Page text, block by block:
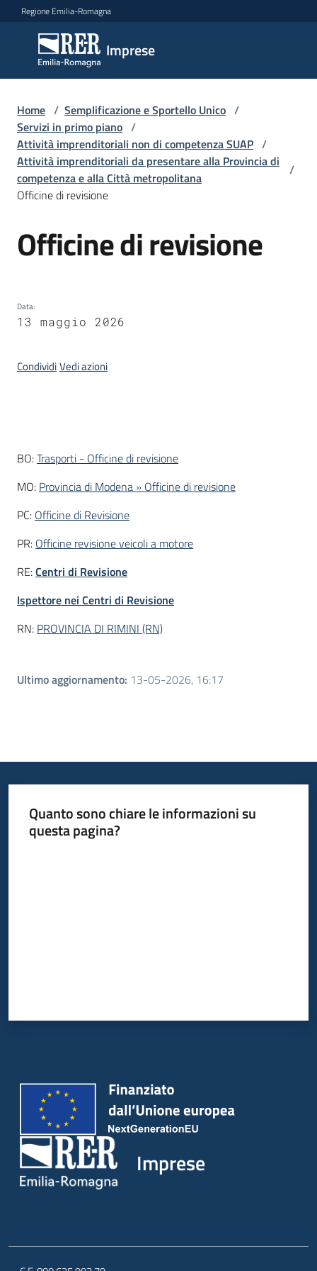
Vai al contenuto
Vai alla navigazione
Vai al footer
Regione Emilia-Romagna
Imprese
Imprese
Argomenti
Novità
Leggi
Programmi
Newsletter
su
Home / Semplificazione e Sportello Unico /
Servizi in primo piano /
Attività imprenditoriali non di competenza SUAP /
Attività imprenditoriali da presentare alla Provincia di
competenza e alla Città metropolitana
/
Officine di revisione
Salta al contenuto
Officine di revisione
Data:
13 maggio 2026
CondividiVedi azioni
Introduzione
BO:Trasporti - Officine di revisione
MO: Provincia di Modena » Officine di revisione
PC: Officine di Revisione
PR: Officine revisione veicoli a motore
RE:Centri di Revisione
Ispettore nei Centri di Revisione
RN: PROVINCIA DI RIMINI (RN)
Ultimo aggiornamento: 13-05-2026, 16:17
Quanto sono chiare le informazioni su
questa pagina?
Imprese